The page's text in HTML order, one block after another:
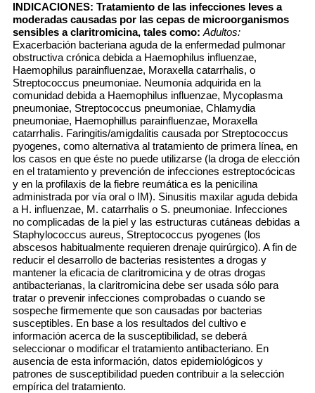
INDICACIONES: Tratamiento de las infecciones leves a
moderadas causadas por las cepas de microorganismos
sensibles a claritromicina, tales como: Adultos:
Exacerbación bacteriana aguda de la enfermedad pulmonar
obstructiva crónica debida a Haemophilus influenzae,
Haemophilus parainfluenzae, Moraxella catarrhalis, o
Streptococcus pneumoniae. Neumonía adquirida en la
comunidad debida a Haemophilus influenzae, Mycoplasma
pneumoniae, Streptococcus pneumoniae, Chlamydia
pneumoniae, Haemophillus parainfluenzae, Moraxella
catarrhalis. Faringitis/amigdalitis causada por Streptococcus
pyogenes, como alternativa al tratamiento de primera línea, en
los casos en que éste no puede utilizarse (la droga de elección
en el tratamiento y prevención de infecciones estreptocócicas
y en la profilaxis de la fiebre reumática es la penicilina
administrada por vía oral o IM). Sinusitis maxilar aguda debida
a H. influenzae, M. catarrhalis o S. pneumoniae. Infecciones
no complicadas de la piel y las estructuras cutáneas debidas a
Staphylococcus aureus, Streptococcus pyogenes (los
abscesos habitualmente requieren drenaje quirúrgico). A fin de
reducir el desarrollo de bacterias resistentes a drogas y
mantener la eficacia de claritromicina y de otras drogas
antibacterianas, la claritromicina debe ser usada sólo para
tratar o prevenir infecciones comprobadas o cuando se
sospeche firmemente que son causadas por bacterias
susceptibles. En base a los resultados del cultivo e
información acerca de la susceptibilidad, se deberá
seleccionar o modificar el tratamiento antibacteriano. En
ausencia de esta información, datos epidemiológicos y
patrones de susceptibilidad pueden contribuir a la selección
empírica del tratamiento.